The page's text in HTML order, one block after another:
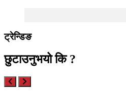
ट्रेन्डिङ
छुटाउनुभयो कि ?